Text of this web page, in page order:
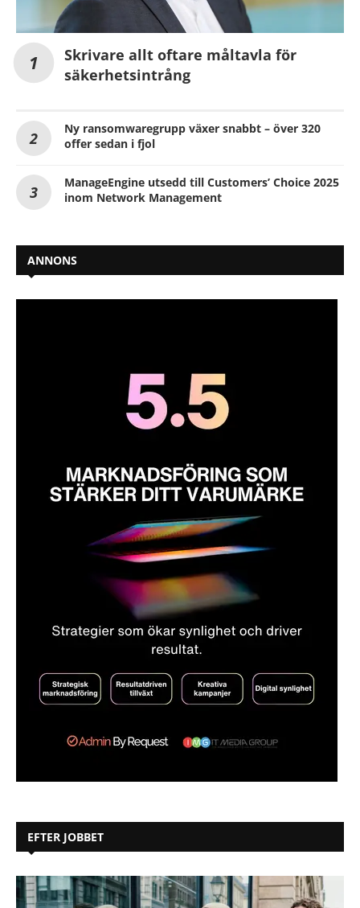
Skrivare allt oftare måltavla för
säkerhetsintrång
Ny ransomwaregrupp växer snabbt – över 320
offer sedan i fjol
ManageEngine utsedd till Customers’ Choice 2025
inom Network Management
ANNONS
EFTER JOBBET